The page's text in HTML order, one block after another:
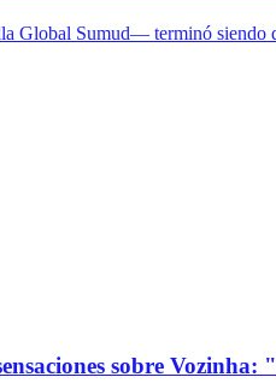
Global Sumud— terminó
sobre